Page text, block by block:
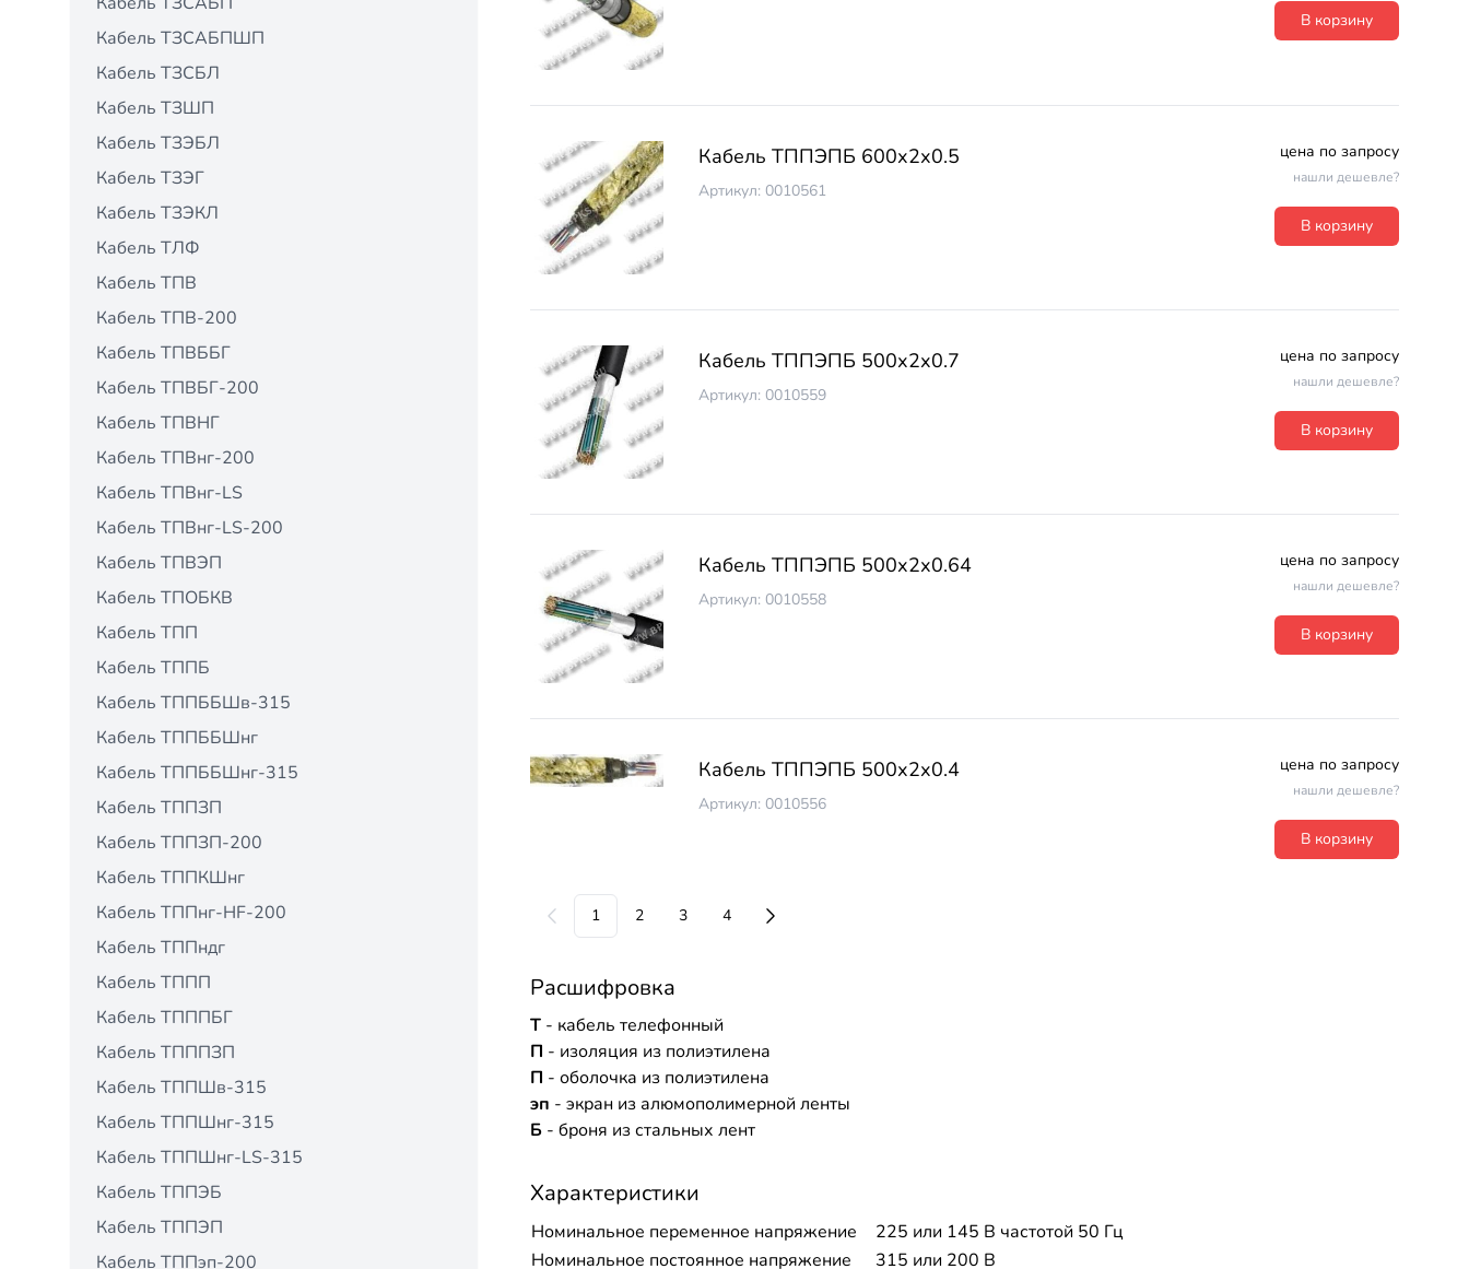
Кабель ТЗСАБПШП
Кабель ТЗСБЛ
Кабель ТЗШП
Кабель ТЗЭБЛ
Кабель ТЗЭГ
Кабель ТЗЭКЛ
Кабель ТЛФ
Кабель ТПВ
Кабель ТПВ-200
Кабель ТПВББГ
Кабель ТПВБГ-200
Кабель ТПВНГ
Кабель ТПВнг-200
Кабель ТПВнг-LS
Кабель ТПВнг-LS-200
Кабель ТПВЭП
Кабель ТПОБКВ
Кабель ТПП
Кабель ТППБ
Кабель ТППББШв-315
Кабель ТППББШнг
Кабель ТППББШнг-315
Кабель ТППЗП
Кабель ТППЗП-200
Кабель ТППКШнг
Кабель ТППнг-HF-200
Кабель ТППндг
Кабель ТППП
Кабель ТПППБГ
Кабель ТПППЗП
Кабель ТППШв-315
Кабель ТППШнг-315
Кабель ТППШнг-LS-315
Кабель ТППЭБ
Кабель ТППЭП
Кабель ТППэп-200
В корзину
Кабель ТППЭПБ 600х2х0.5
Артикул: 0010561
цена по запросу
нашли дешевле?
В корзину
Кабель ТППЭПБ 500х2х0.7
Артикул: 0010559
цена по запросу
нашли дешевле?
В корзину
Кабель ТППЭПБ 500х2х0.64
Артикул: 0010558
цена по запросу
нашли дешевле?
В корзину
Кабель ТППЭПБ 500х2х0.4
Артикул: 0010556
цена по запросу
нашли дешевле?
В корзину
1 2 3 4
Расшифровка
Т - кабель телефонный
П - изоляция из полиэтилена
П - оболочка из полиэтилена
эп - экран из алюмополимерной ленты
Б - броня из стальных лент
Характеристики
Номинальное переменное напряжение
225 или 145 В частотой 50 Гц
Номинальное постоянное напряжение
315 или 200 В